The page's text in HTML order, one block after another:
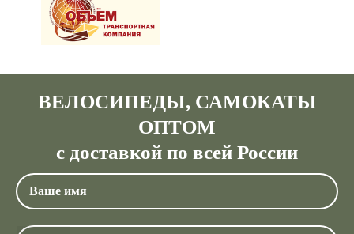
ВЕЛОСИПЕДЫ, САМОКАТЫ
ОПТОМ
с доставкой по всей России